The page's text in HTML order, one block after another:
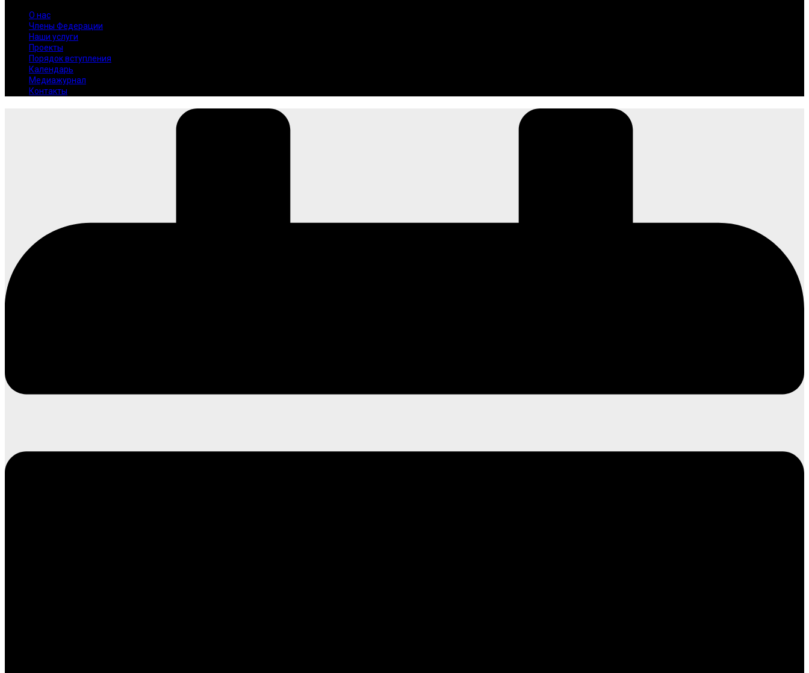
О нас
Члены Федерации
Наши услуги
Проекты
Порядок вступления
Календарь
Медиажурнал
Контакты